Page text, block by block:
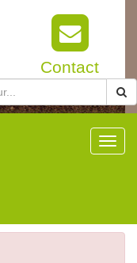
Contact